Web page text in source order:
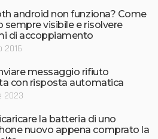
android non funziona? Come
sempre visibile e risolvere
di accoppiamento
2016
messaggio rifiuto
con risposta automatica
2023
la batteria di uno
nuovo appena comprato la